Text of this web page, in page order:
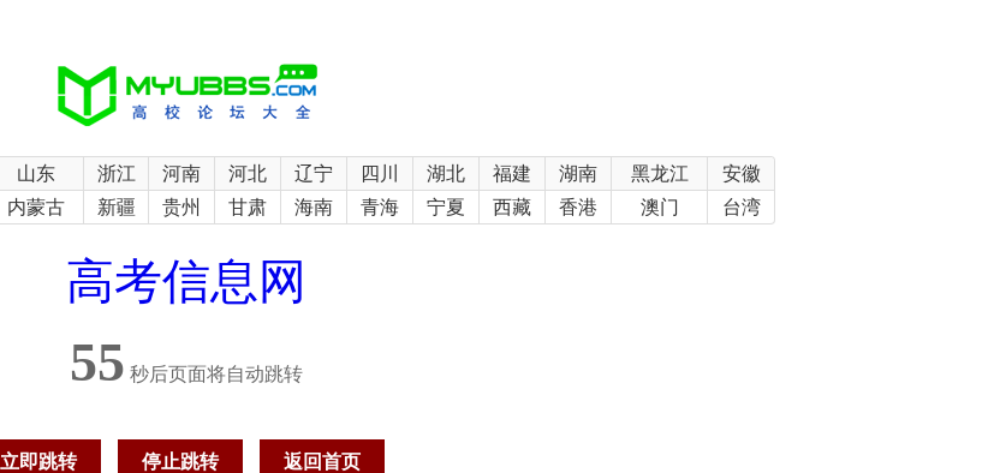
山东 浙江 河南 河北 辽宁 四川 湖北 福建 湖南 黑龙江
安徽
内蒙古 新疆 贵州 甘肃 海南 青海 宁夏 西藏 香港 澳门 台湾
高考信息网
55 秒后页面将自动跳转
立即跳转 停止跳转 返回首页